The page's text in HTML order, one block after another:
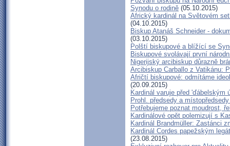
Synodu o rodině (05.10.2015)
Africký kardinál na Světovém
(04.10.2015)
Biskup Atanáš Schneider -
(03.10.2015)
Polští biskupové a blížící se
Biskupové svolávají první
Nigerijský arcibiskup důrazně
Arcibiskup Carballo z Vatikánu:
Afričtí biskupové: odmítáme
(20.09.2015)
Kardinál varuje před 'ďábelským
Prohl. předsedy a
Potřebujeme poznat moudrost,
Kardinálové opět polemizují s
Kardinál Brandmüller: Zastánci
Kardinál Cordes papežským
(23.08.2015)